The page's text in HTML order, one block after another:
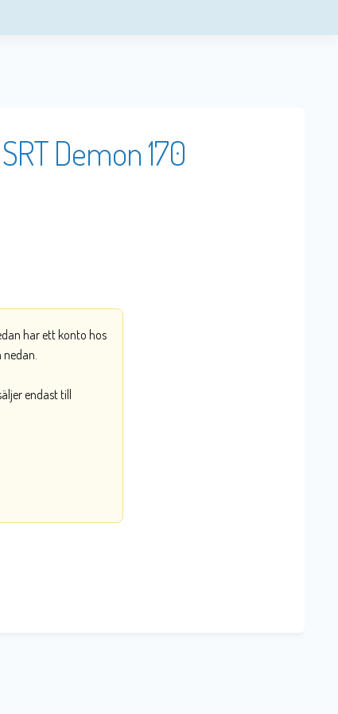
Demon 170
har ett konto hos
nedan.
endast till